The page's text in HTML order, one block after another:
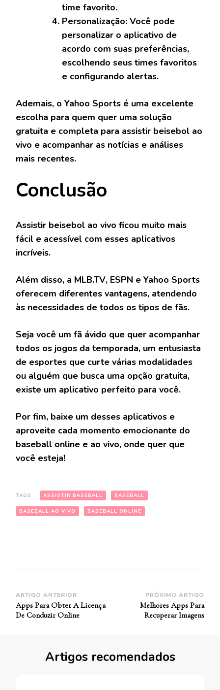
time favorito.
Personalização: Você pode
personalizar o aplicativo de
acordo com suas preferências,
escolhendo seus times favoritos
e configurando alertas.
Ademais, o Yahoo Sports é uma excelente
escolha para quem quer uma solução
gratuita e completa para assistir beisebol ao
vivo e acompanhar as notícias e análises
mais recentes.
Conclusão
Assistir beisebol ao vivo ficou muito mais
fácil e acessível com esses aplicativos
incríveis.
Além disso, a MLB.TV, ESPN e Yahoo Sports
oferecem diferentes vantagens, atendendo
às necessidades de todos os tipos de fãs.
Seja você um fã ávido que quer acompanhar
todos os jogos da temporada, um entusiasta
de esportes que curte várias modalidades
ou alguém que busca uma opção gratuita,
existe um aplicativo perfeito para você.
Por fim, baixe um desses aplicativos e
aproveite cada momento emocionante do
baseball online e ao vivo, onde quer que
você esteja!
TAGS: ASSISTIR BASEBALL BASEBALL
BASEBALL AO VIVO BASEBALL ONLINE
Navegação
de
ARTIGO ANTERIOR
Apps Para Obter A Licença
De Conduzir Online
PRÓXIMO ARTIGO
Melhores Apps Para
Recuperar Imagens
Artigos recomendados